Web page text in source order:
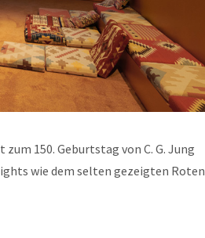
150. Geburtstag von C. G. Jung
wie dem selten gezeigten Roten